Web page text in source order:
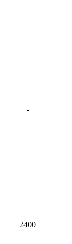
-
2400